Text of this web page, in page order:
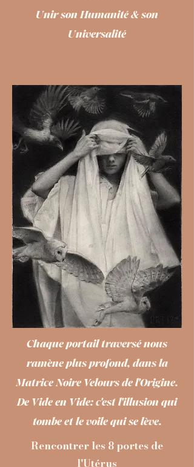
Unir son Humanité & son
Universalité
Chaque portail traversé nous
ramène plus profond, dans la
Matrice Noire Velours de l'Origine.
De Vide en Vide: c'est l'illusion qui
tombe et le voile qui se lève.
Rencontrer les 8 portes de
l'Utérus